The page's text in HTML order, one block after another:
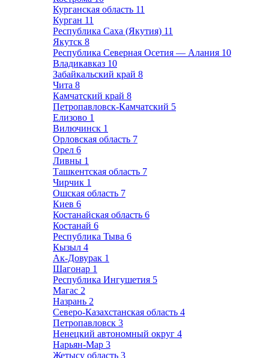
Курганская область 11
Курган 11
Республика Саха (Якутия) 11
Якутск 8
Республика Северная Осетия — Алания 10
Владикавказ 10
Забайкальский край 8
Чита 8
Камчатский край 8
Петропавловск-Камчатский 5
Елизово 1
Вилючинск 1
Орловская область 7
Орел 6
Ливны 1
Ташкентская область 7
Чирчик 1
Ошская область 7
Киев 6
Костанайская область 6
Костанай 6
Республика Тыва 6
Кызыл 4
Ак-Довурак 1
Шагонар 1
Республика Ингушетия 5
Магас 2
Назрань 2
Северо-Казахстанская область 4
Петропавловск 3
Ненецкий автономный округ 4
Нарьян-Мар 3
Жетысу область 3